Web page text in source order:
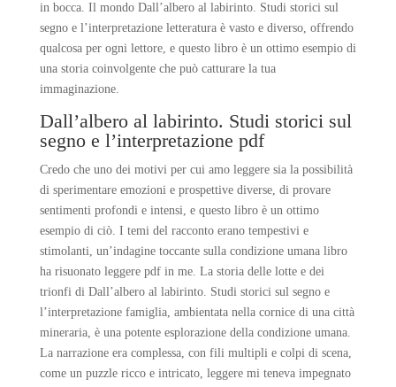
in bocca. Il mondo Dall’albero al labirinto. Studi storici sul
segno e l’interpretazione letteratura è vasto e diverso, offrendo
qualcosa per ogni lettore, e questo libro è un ottimo esempio di
una storia coinvolgente che può catturare la tua
immaginazione.
Dall’albero al labirinto. Studi storici sul
segno e l’interpretazione pdf
Credo che uno dei motivi per cui amo leggere sia la possibilità
di sperimentare emozioni e prospettive diverse, di provare
sentimenti profondi e intensi, e questo libro è un ottimo
esempio di ciò. I temi del racconto erano tempestivi e
stimolanti, un’indagine toccante sulla condizione umana libro
ha risuonato leggere pdf in me. La storia delle lotte e dei
trionfi di Dall’albero al labirinto. Studi storici sul segno e
l’interpretazione famiglia, ambientata nella cornice di una città
mineraria, è una potente esplorazione della condizione umana.
La narrazione era complessa, con fili multipli e colpi di scena,
come un puzzle ricco e intricato, leggere mi teneva impegnato